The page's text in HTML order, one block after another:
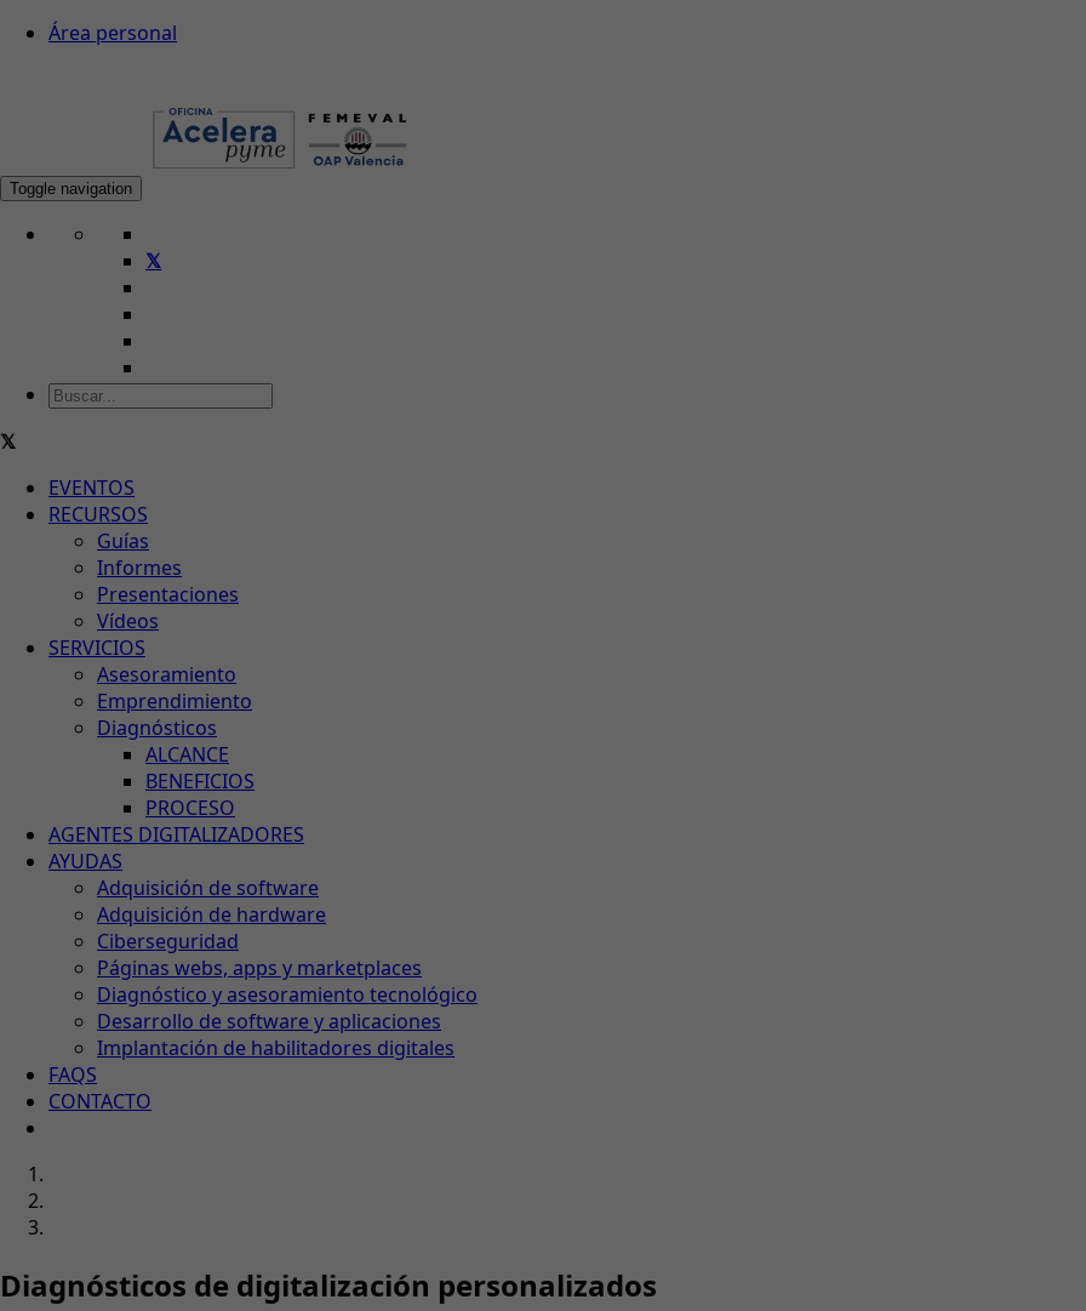
Área personal
Toggle navigation
EVENTOS
RECURSOS
Guías
Informes
Presentaciones
Vídeos
SERVICIOS
Asesoramiento
Emprendimiento
Diagnósticos
ALCANCE
BENEFICIOS
PROCESO
AGENTES DIGITALIZADORES
AYUDAS
Adquisición de software
Adquisición de hardware
Ciberseguridad
Páginas webs, apps y marketplaces
Diagnóstico y asesoramiento tecnológico
Desarrollo de software y aplicaciones
Implantación de habilitadores digitales
FAQS
CONTACTO
Diagnósticos de digitalización personalizados